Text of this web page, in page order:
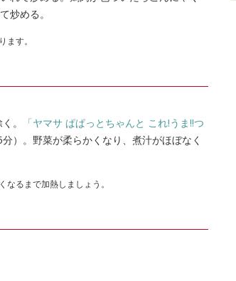
炒める。
す。
。
「ヤマサ ぱぱっとちゃんと これ!うま!!つ
）。野菜が柔らかくなり、煮汁がほぼなく
るまで加熱しましょう。